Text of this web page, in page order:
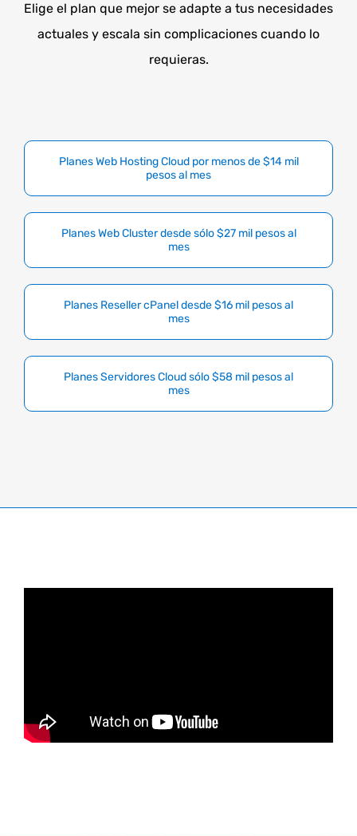
Elige el plan que mejor se adapte a tus necesidades
actuales y escala sin complicaciones cuando lo
requieras.
Planes Web Hosting Cloud por menos de $14 mil
pesos al mes
Planes Web Cluster desde sólo $27 mil pesos al
mes
Planes Reseller cPanel desde $16 mil pesos al
mes
Planes Servidores Cloud sólo $58 mil pesos al
mes